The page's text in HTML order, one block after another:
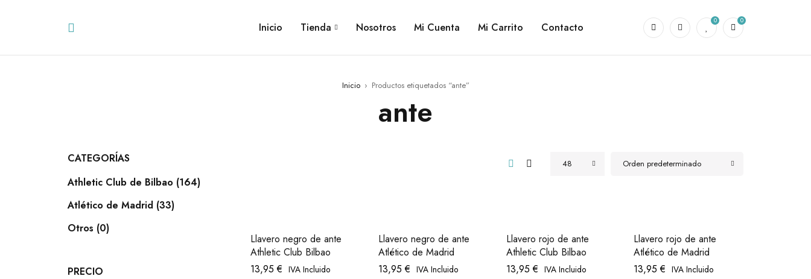
Inicio Tienda Nosotros Mi Cuenta Mi Carrito Contacto
0 0
Inicio › Productos etiquetados “ante”
ante
CATEGORÍAS
Athletic Club de Bilbao (164)
Atlético de Madrid (33)
Otros (0)
PRECIO
Orden predeterminado
48
Llavero negro de ante
Athletic Club Bilbao
13,95€ IVA Incluido
Llavero negro de ante
Atlético de Madrid
13,95€ IVA Incluido
Llavero rojo de ante
Athletic Club Bilbao
13,95€ IVA Incluido
Llavero rojo de ante
Atlético de Madrid
13,95€ IVA Incluido